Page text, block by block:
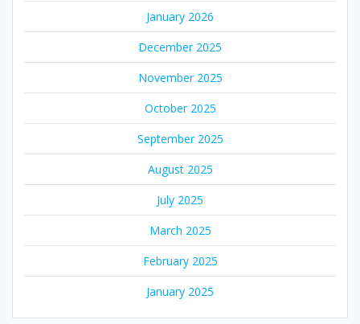
January 2026
December 2025
November 2025
October 2025
September 2025
August 2025
July 2025
March 2025
February 2025
January 2025